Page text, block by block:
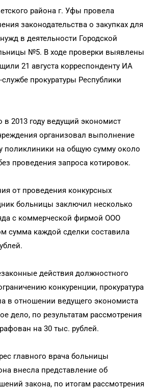
района г. Уфы провела
законодательства о закупках для
в деятельности Городской
№5. В ходе проверки выявлены
21 августа корреспонденту ИА
службе прокуратуры Республики
в 2013 году ведущий экономист
организовал выполнение
поликлиники на общую сумму около
проведения запроса котировок.
от проведения конкурсных
больницы заключил несколько
с коммерческой фирмой ООО
сумма каждой сделки составила
действия должностного
конкуренции, прокуратура
в отношении ведущего экономиста
дело, по результатам рассмотрения
на 30 тыс. рублей.
главного врача больницы
внесла представление об
закона, по итогам рассмотрения